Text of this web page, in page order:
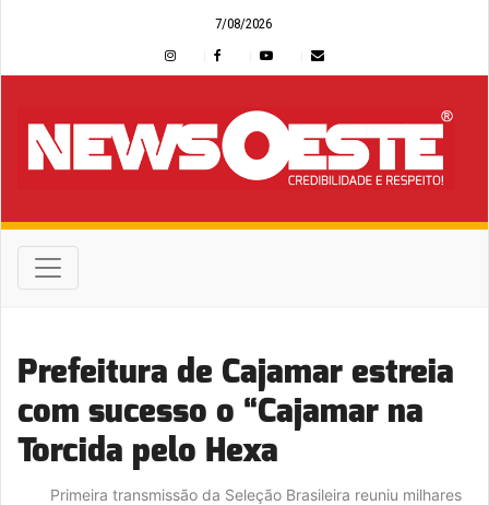
7/08/2026
Prefeitura de Cajamar estreia
com sucesso o “Cajamar na
Torcida pelo Hexa
Primeira transmissão da Seleção Brasileira reuniu milhares